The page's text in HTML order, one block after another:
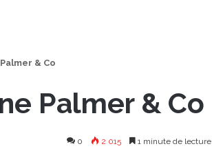
& Co
Palmer & Co
0 2 015 1 minute de lecture